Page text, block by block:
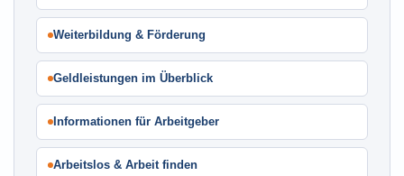
Weiterbildung & Förderung
Geldleistungen im Überblick
Informationen für Arbeitgeber
Arbeitslos & Arbeit finden